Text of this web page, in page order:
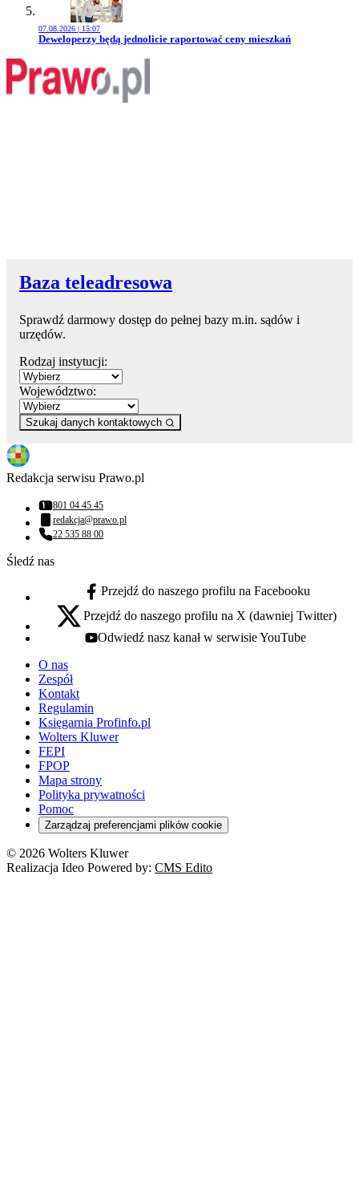
07.08.2026 | 15:07
Przejdź do artykułu:
Deweloperzy będą jednolicie raportować ceny mieszkań
Baza teleadresowa
Sprawdź darmowy dostęp do pełnej bazy m.in. sądów i
urzędów.
Rodzaj instytucji:
Województwo:
Szukaj danych kontaktowych
Redakcja serwisu Prawo.pl
Numer telefonu:
801 04 45 45
Adres email:
redakcja@prawo.pl
Numer telefonu:
22 535 88 00
Śledź nas
facebook - otwiera się w nowej karcie
Przejdź do naszego profilu na Facebooku
x - otwiera się w nowej karcie
Przejdź do naszego profilu na X (dawniej Twitter)
youtube - otwiera się w nowej karcie
Odwiedź nasz kanał w serwisie YouTube
O nas
Zespół
Kontakt
Regulamin
Księgarnia Profinfo.pl
Wolters Kluwer
FEPI
FPOP
Mapa strony
Polityka prywatności
Pomoc
Zarządzaj preferencjami plików cookie
© 2026 Wolters Kluwer
Realizacja Ideo Powered by: CMS Edito